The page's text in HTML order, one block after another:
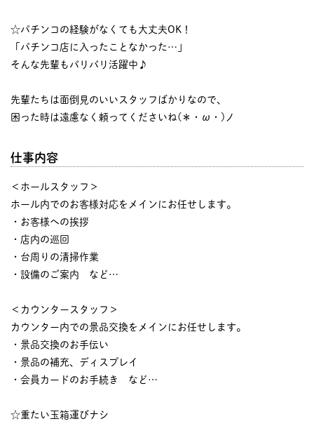
☆パチンコの経験がなくても大丈夫OK！
「パチンコ店に入ったことなかった…」
そんな先輩もバリバリ活躍中♪
先輩たちは面倒見のいいスタッフばかりなので、
困った時は遠慮なく頼ってくださいね(＊・ω・)ノ
仕事内容
＜ホールスタッフ＞
ホール内でのお客様対応をメインにお任せします。
・お客様への挨拶
・店内の巡回
・台周りの清掃作業
・設備のご案内 など…
＜カウンタースタッフ＞
カウンター内での景品交換をメインにお任せします。
・景品交換のお手伝い
・景品の補充、ディスプレイ
・会員カードのお手続き など…
☆重たい玉箱運びナシ